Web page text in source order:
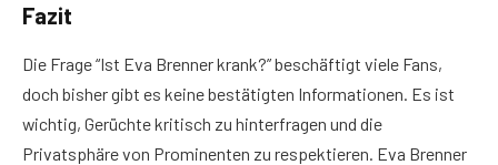
Fazit
Die Frage “Ist Eva Brenner krank?” beschäftigt viele Fans,
doch bisher gibt es keine bestätigten Informationen. Es ist
wichtig, Gerüchte kritisch zu hinterfragen und die
Privatsphäre von Prominenten zu respektieren. Eva Brenner